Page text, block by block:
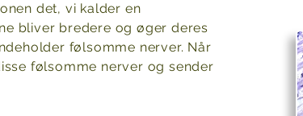
det, vi kalder en
bliver bredere og øger deres
følsomme nerver. Når
følsomme nerver og sender